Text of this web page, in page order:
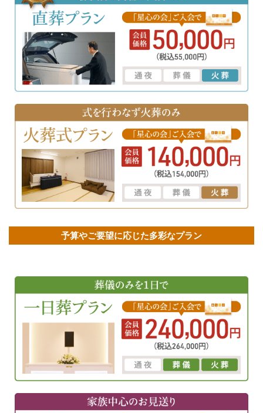
予算やご要望に応じた多彩なプラン